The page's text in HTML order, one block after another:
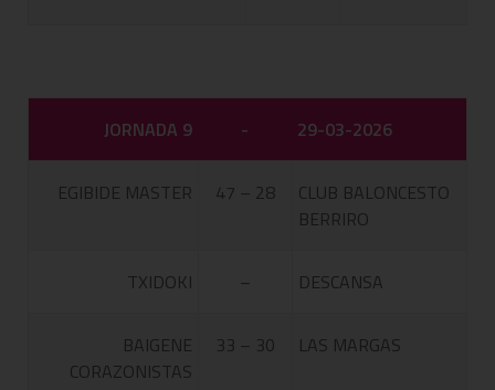
JORNADA 9 - 29-03-2026
EGIBIDE MASTER 47 – 28
CLUB BALONCESTO
BERRIRO
TXIDOKI – DESCANSA
BAIGENE
CORAZONISTAS
33 – 30 LAS MARGAS